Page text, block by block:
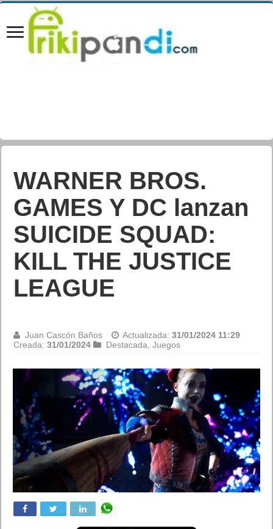
WARNER BROS.
GAMES Y DC lanzan
SUICIDE SQUAD:
KILL THE JUSTICE
LEAGUE
Juan Cascón Baños Actualizada:31/01/2024 11:29
Creada:31/01/2024 Destacada ,Juegos